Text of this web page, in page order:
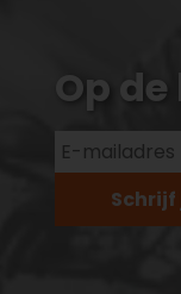
Op
Schrijf